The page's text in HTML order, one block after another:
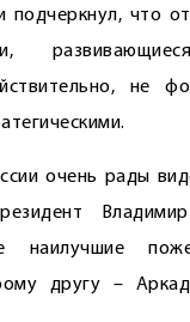
подчеркнул, что
не
очень рады
наилучшие
другу –